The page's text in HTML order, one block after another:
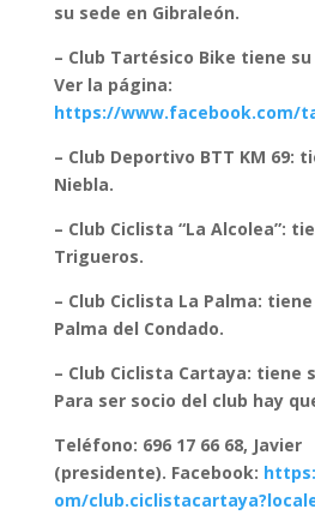
su sede en Gibraleón.
– Club Tartésico Bike tiene
Ver la página:
https://www.facebook.com/
– Club Deportivo BTT KM 69:
Niebla.
– Club Ciclista “La Alcolea”:
Trigueros.
– Club Ciclista La Palma:
Palma del Condado.
– Club Ciclista Cartaya: tiene
Para ser socio del club hay
Teléfono: 696 17 66 68, Javier
(presidente). Facebook:
om/